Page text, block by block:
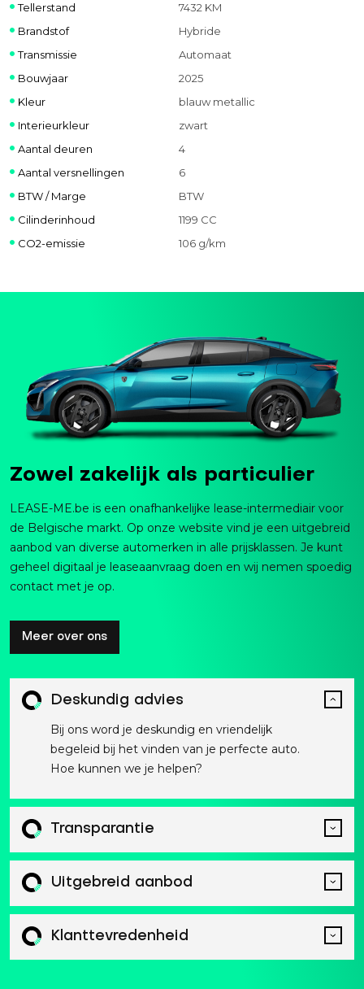
Tellerstand
7432 KM
Brandstof
Hybride
Transmissie
Automaat
Bouwjaar
2025
Kleur
blauw metallic
Interieurkleur
zwart
Aantal deuren
4
Aantal versnellingen
6
BTW / Marge
BTW
Cilinderinhoud
1199 CC
CO2-emissie
106 g/km
Zowel zakelijk als particulier
LEASE-ME.be is een onafhankelijke lease-intermediair voor
de Belgische markt. Op onze website vind je een uitgebreid
aanbod van diverse automerken in alle prijsklassen. Je kunt
geheel digitaal je leaseaanvraag doen en wij nemen spoedig
contact met je op.
Meer over ons
Deskundig advies
Bij ons word je deskundig en vriendelijk
begeleid bij het vinden van je perfecte auto.
Hoe kunnen we je helpen?
Transparantie
Uitgebreid aanbod
Klanttevredenheid